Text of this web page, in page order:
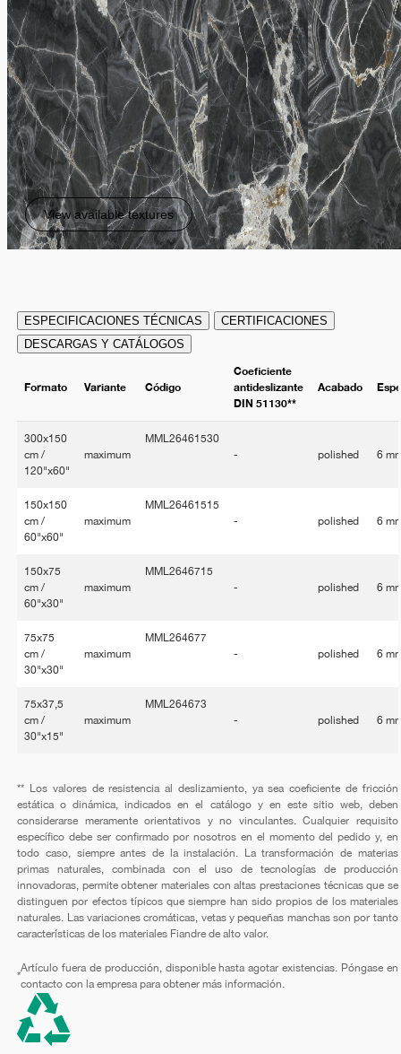
View available textures
ESPECIFICACIONES TÉCNICAS
CERTIFICACIONES
DESCARGAS Y CATÁLOGOS
Formato Variante Código
Coeficiente
antideslizante
DIN 51130**
Acabado
300x150
cm /
120"x60"
maximum
MML26461530
-
polished 6
150x150
cm /
60"x60"
maximum
MML26461515
-
polished 6
150x75
cm /
60"x30"
maximum
MML2646715
-
polished 6
75x75
cm /
30"x30"
maximum
MML264677
-
polished 6
75x37,5
cm /
30"x15"
maximum
MML264673
-
polished 6
** Los valores de resistencia al deslizamiento, ya sea coeficiente de fricción
estática o dinámica, indicados en el catálogo y en este sitio web, deben
considerarse meramente orientativos y no vinculantes. Cualquier requisito
específico debe ser confirmado por nosotros en el momento del pedido y, en
todo caso, siempre antes de la instalación. La transformación de materias
primas naturales, combinada con el uso de tecnologías de producción
innovadoras, permite obtener materiales con altas prestaciones técnicas que se
distinguen por efectos típicos que siempre han sido propios de los materiales
naturales. Las variaciones cromáticas, vetas y pequeñas manchas son por tanto
características de los materiales Fiandre de alto valor.
*
Artículo fuera de producción, disponible hasta agotar existencias. Póngase en
contacto con la empresa para obtener más información.